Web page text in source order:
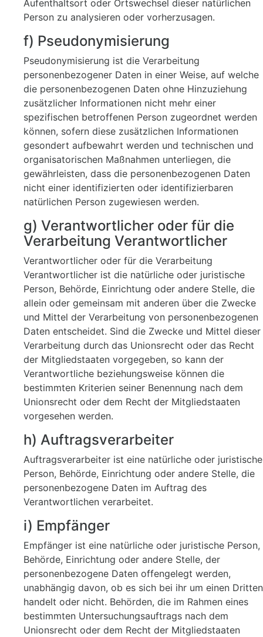
Aufenthaltsort oder Ortswechsel dieser natürlichen
Person zu analysieren oder vorherzusagen.
f) Pseudonymisierung
Pseudonymisierung ist die Verarbeitung
personenbezogener Daten in einer Weise, auf welche
die personenbezogenen Daten ohne Hinzuziehung
zusätzlicher Informationen nicht mehr einer
spezifischen betroffenen Person zugeordnet werden
können, sofern diese zusätzlichen Informationen
gesondert aufbewahrt werden und technischen und
organisatorischen Maßnahmen unterliegen, die
gewährleisten, dass die personenbezogenen Daten
nicht einer identifizierten oder identifizierbaren
natürlichen Person zugewiesen werden.
g) Verantwortlicher oder für die
Verarbeitung Verantwortlicher
Verantwortlicher oder für die Verarbeitung
Verantwortlicher ist die natürliche oder juristische
Person, Behörde, Einrichtung oder andere Stelle, die
allein oder gemeinsam mit anderen über die Zwecke
und Mittel der Verarbeitung von personenbezogenen
Daten entscheidet. Sind die Zwecke und Mittel dieser
Verarbeitung durch das Unionsrecht oder das Recht
der Mitgliedstaaten vorgegeben, so kann der
Verantwortliche beziehungsweise können die
bestimmten Kriterien seiner Benennung nach dem
Unionsrecht oder dem Recht der Mitgliedstaaten
vorgesehen werden.
h) Auftragsverarbeiter
Auftragsverarbeiter ist eine natürliche oder juristische
Person, Behörde, Einrichtung oder andere Stelle, die
personenbezogene Daten im Auftrag des
Verantwortlichen verarbeitet.
i) Empfänger
Empfänger ist eine natürliche oder juristische Person,
Behörde, Einrichtung oder andere Stelle, der
personenbezogene Daten offengelegt werden,
unabhängig davon, ob es sich bei ihr um einen Dritten
handelt oder nicht. Behörden, die im Rahmen eines
bestimmten Untersuchungsauftrags nach dem
Unionsrecht oder dem Recht der Mitgliedstaaten